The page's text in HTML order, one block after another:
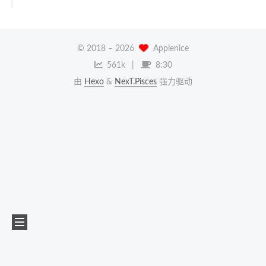
© 2018 – 2026
Applenice
561k
8:30
由 Hexo & NexT.Pisces 强力驱动